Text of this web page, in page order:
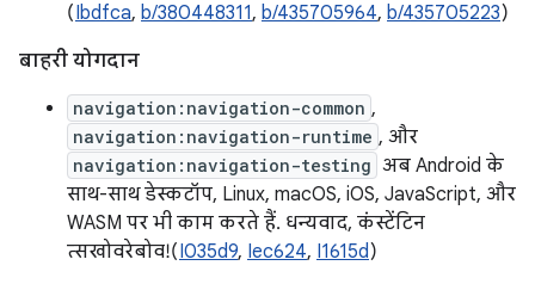
(Ibdfca, b/380448311, b/435705964, b/435705223)
बाहरी योगदान
navigation:navigation-common ,
navigation:navigation-runtime , और
navigation:navigation-testing अब Android के
साथ-साथ डेस्कटॉप, Linux, macOS, iOS, JavaScript, और
WASM पर भी काम करते हैं. धन्यवाद, कंस्टेंटिन
त्सखोवरेबोव!(I035d9, Iec624, I1615d)